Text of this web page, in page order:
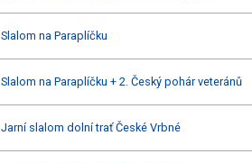
Slalom na Paraplíčku
Slalom na Paraplíčku + 2. Český pohár veteránů
Jarní slalom dolní trať České Vrbné